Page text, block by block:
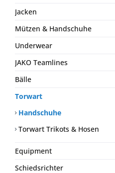
Jacken
Mützen & Handschuhe
Underwear
JAKO Teamlines
Bälle
Torwart
Handschuhe
Torwart Trikots & Hosen
Equipment
Schiedsrichter